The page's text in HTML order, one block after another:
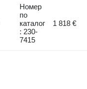
Номер
по
каталог
: 230-
7415
1 818 €